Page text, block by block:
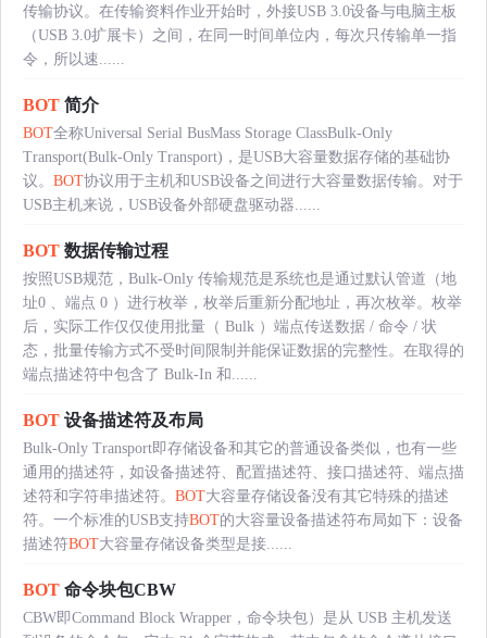
传输协议。在传输资料作业开始时，外接USB 3.0设备与电脑主板
（USB 3.0扩展卡）之间，在同一时间单位内，每次只传输单一指
令，所以速......
BOT 简介
BOT全称Universal Serial BusMass Storage ClassBulk-Only
Transport(Bulk-Only Transport)，是USB大容量数据存储的基础协
议。 BOT协议用于主机和USB设备之间进行大容量数据传输。对于
USB主机来说，USB设备外部硬盘驱动器......
BOT 数据传输过程
按照USB规范，Bulk-Only 传输规范是系统也是通过默认管道（地
址0 、端点 0 ）进行枚举，枚举后重新分配地址，再次枚举。枚举
后，实际工作仅仅使用批量（ Bulk ）端点传送数据 / 命令 / 状
态，批量传输方式不受时间限制并能保证数据的完整性。在取得的
端点描述符中包含了 Bulk-In 和......
BOT 设备描述符及布局
Bulk-Only Transport即存储设备和其它的普通设备类似，也有一些
通用的描述符，如设备描述符、配置描述符、接口描述符、端点描
述符和字符串描述符。 BOT大容量存储设备没有其它特殊的描述
符。一个标准的USB支持BOT的大容量设备描述符布局如下：设备
描述符BOT大容量存储设备类型是接......
BOT 命令块包CBW
CBW即Command Block Wrapper，命令块包）是从 USB 主机发送